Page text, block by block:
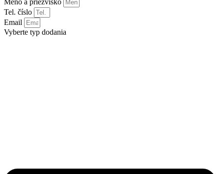
Meno a priezvisko
Tel. číslo
Email
Vyberte typ dodania